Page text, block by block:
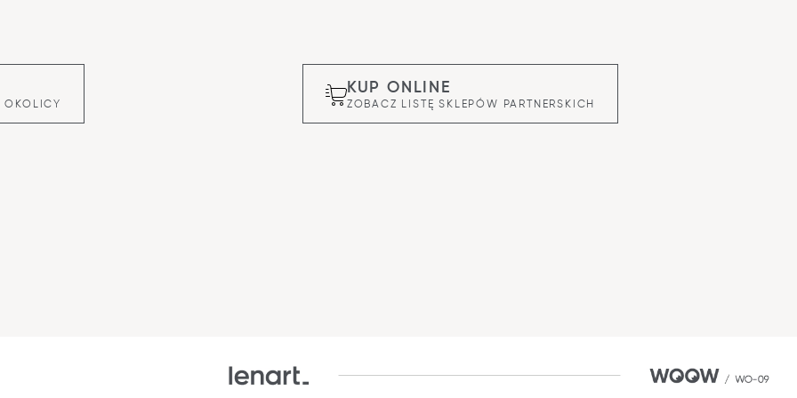
KUP ONLINE
ZOBACZ LISTĘ SKLEPÓW PARTNERSKICH